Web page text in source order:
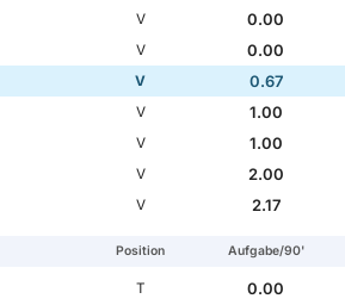
V
0.00
V
0.00
V
0.67
V
1.00
V
1.00
V
2.00
V 2.17
Position Aufgabe/90'
T
0.00